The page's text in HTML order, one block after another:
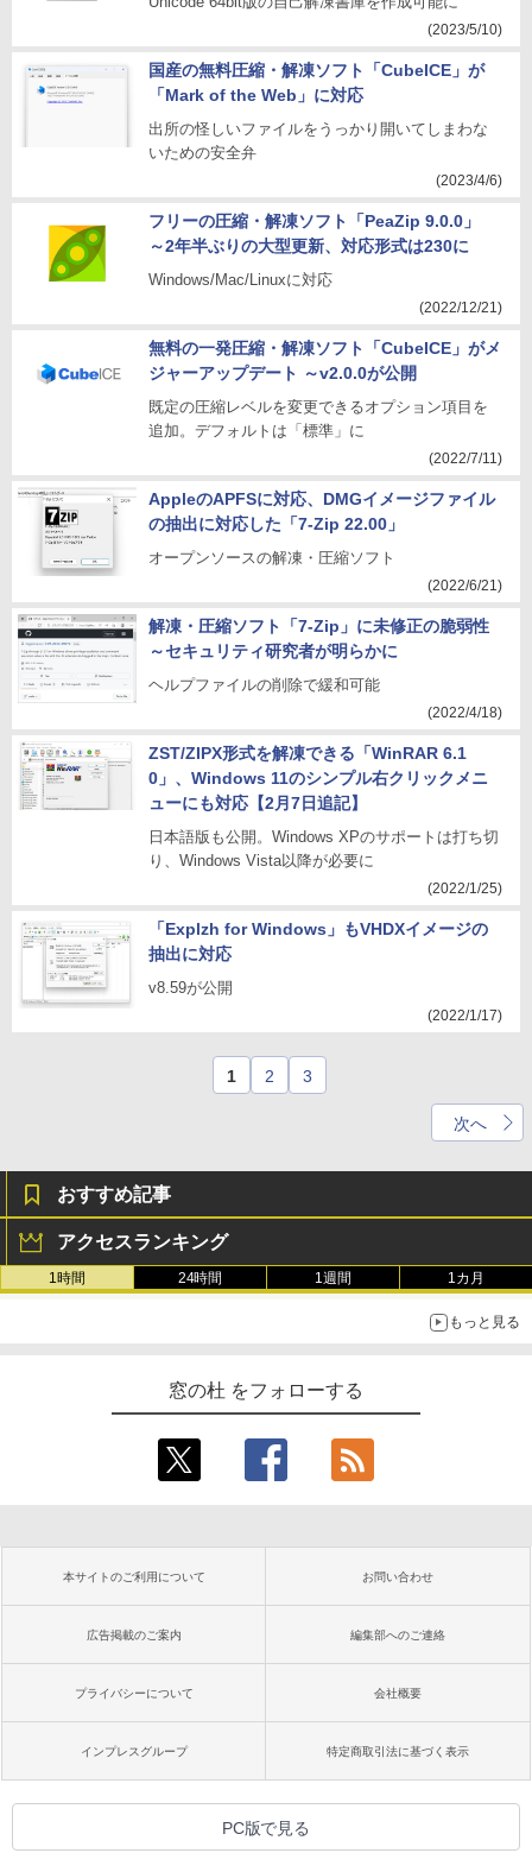
(2023/5/10)
国産の無料圧縮・解凍ソフト「CubeICE」が
「Mark of the Web」に対応
出所の怪しいファイルをうっかり開いてしまわな
いための安全弁
(2023/4/6)
フリーの圧縮・解凍ソフト「PeaZip 9.0.0」
～2年半ぶりの大型更新、対応形式は230に
Windows/Mac/Linuxに対応
(2022/12/21)
無料の一発圧縮・解凍ソフト「CubeICE」がメ
ジャーアップデート ～v2.0.0が公開
既定の圧縮レベルを変更できるオプション項目を
追加。デフォルトは「標準」に
(2022/7/11)
AppleのAPFSに対応、DMGイメージファイル
の抽出に対応した「7-Zip 22.00」
オープンソースの解凍・圧縮ソフト
(2022/6/21)
解凍・圧縮ソフト「7-Zip」に未修正の脆弱性
～セキュリティ研究者が明らかに
ヘルプファイルの削除で緩和可能
(2022/4/18)
ZST/ZIPX形式を解凍できる「WinRAR 6.1
0」、Windows 11のシンプル右クリックメニ
ューにも対応【2月7日追記】
日本語版も公開。Windows XPのサポートは打ち切
り、Windows Vista以降が必要に
(2022/1/25)
「Explzh for Windows」もVHDXイメージの
抽出に対応
v8.59が公開
(2022/1/17)
1 2 3
次へ
おすすめ記事
アクセスランキング
1時間 24時間 1週間 1カ月
もっと見る
窓の杜 をフォローする
本サイトのご利用について お問い合わせ
広告掲載のご案内 編集部へのご連絡
プライバシーについて 会社概要
インプレスグループ 特定商取引法に基づく表示
PC版で見る